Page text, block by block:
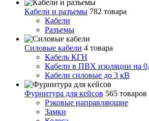
Кабели и разъемы 782 товара
Кабели
Разъемы
Силовые кабели 4 товара
Кабель КГН
Кабели в ПВХ изоляции на
Кабели силовые до 3 кВ
Фурнитура для кейсов 565 товаров
Рэковые направляющие
Замки